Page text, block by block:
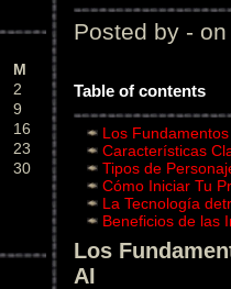
M
2
9
16
23
30
Posted by - on
Table of contents
Los
Características
Tipos de
Cómo Iniciar Tu
La Tecnología
Beneficios de las
Los
AI